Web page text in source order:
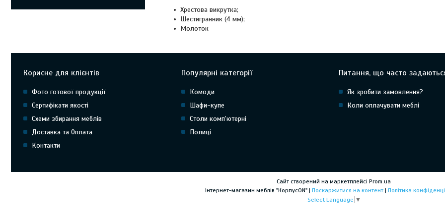
Хрестова викрутка;
Шестигранник (4 мм);
Молоток
Корисне для клієнтів
Фото готової продукції
Сертифікати якості
Схеми збирання меблів
Доставка та Оплата
Контакти
Популярні категорії
Комоди
Шафи-купе
Столи комп'ютерні
Полиці
Питання, що часто
Як зробити замовлення?
Коли оплачувати меблі
Сайт створений на маркетплейсі Prom.ua
Інтернет-магазин меблів "КорпусON" | Поскаржитися на контент | Політика
Select Language ▼